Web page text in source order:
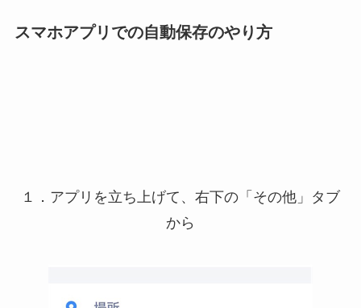
スマホアプリでの自動保存のやり方
１．アプリを立ち上げて、右下の「その他」タブ
から